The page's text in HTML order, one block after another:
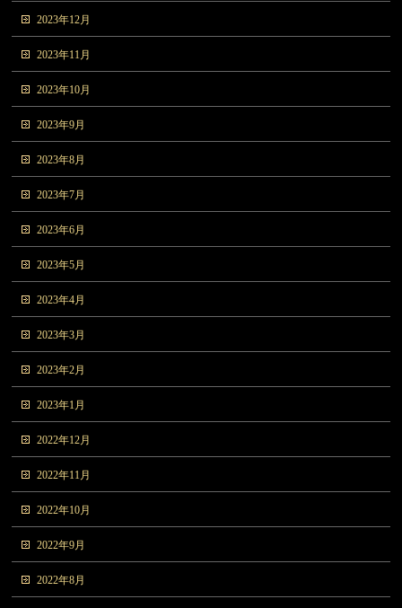
2023年12月
2023年11月
2023年10月
2023年9月
2023年8月
2023年7月
2023年6月
2023年5月
2023年4月
2023年3月
2023年2月
2023年1月
2022年12月
2022年11月
2022年10月
2022年9月
2022年8月